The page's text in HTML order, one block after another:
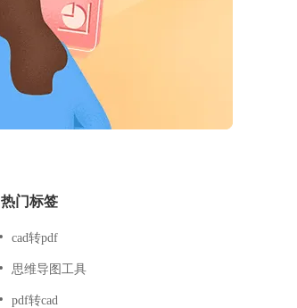
热门标签
cad转pdf
思维导图工具
pdf转cad